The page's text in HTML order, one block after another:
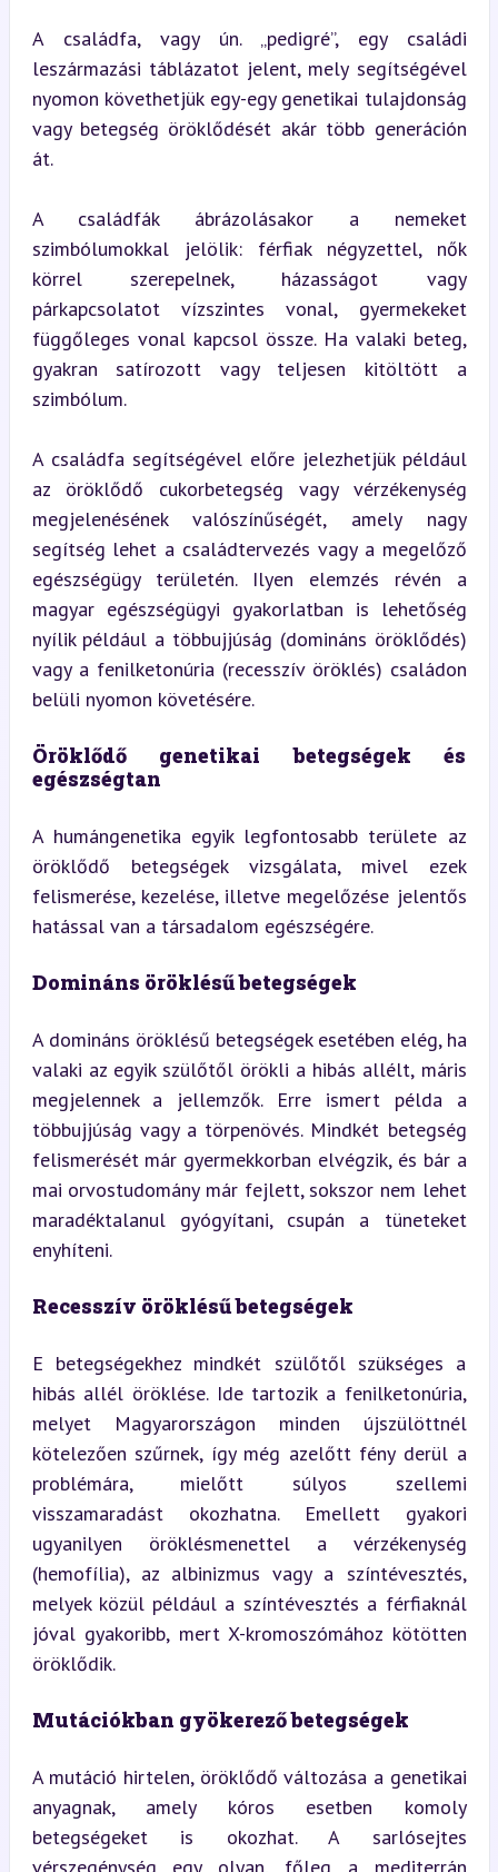
A családfa, vagy ún. „pedigré”, egy családi
leszármazási táblázatot jelent, mely segítségével
nyomon követhetjük egy-egy genetikai tulajdonság
vagy betegség öröklődését akár több generáción
át.
A családfák ábrázolásakor a nemeket
szimbólumokkal jelölik: férfiak négyzettel, nők
körrel szerepelnek, házasságot vagy
párkapcsolatot vízszintes vonal, gyermekeket
függőleges vonal kapcsol össze. Ha valaki beteg,
gyakran satírozott vagy teljesen kitöltött a
szimbólum.
A családfa segítségével előre jelezhetjük például
az öröklődő cukorbetegség vagy vérzékenység
megjelenésének valószínűségét, amely nagy
segítség lehet a családtervezés vagy a megelőző
egészségügy területén. Ilyen elemzés révén a
magyar egészségügyi gyakorlatban is lehetőség
nyílik például a többujjúság (domináns öröklődés)
vagy a fenilketonúria (recesszív öröklés) családon
belüli nyomon követésére.
Öröklődő genetikai betegségek és
egészségtan
A humángenetika egyik legfontosabb területe az
öröklődő betegségek vizsgálata, mivel ezek
felismerése, kezelése, illetve megelőzése jelentős
hatással van a társadalom egészségére.
Domináns öröklésű betegségek
A domináns öröklésű betegségek esetében elég, ha
valaki az egyik szülőtől örökli a hibás allélt, máris
megjelennek a jellemzők. Erre ismert példa a
többujjúság vagy a törpenövés. Mindkét betegség
felismerését már gyermekkorban elvégzik, és bár a
mai orvostudomány már fejlett, sokszor nem lehet
maradéktalanul gyógyítani, csupán a tüneteket
enyhíteni.
Recesszív öröklésű betegségek
E betegségekhez mindkét szülőtől szükséges a
hibás allél öröklése. Ide tartozik a fenilketonúria,
melyet Magyarországon minden újszülöttnél
kötelezően szűrnek, így még azelőtt fény derül a
problémára, mielőtt súlyos szellemi
visszamaradást okozhatna. Emellett gyakori
ugyanilyen öröklésmenettel a vérzékenység
(hemofília), az albinizmus vagy a színtévesztés,
melyek közül például a színtévesztés a férfiaknál
jóval gyakoribb, mert X-kromoszómához kötötten
öröklődik.
Mutációkban gyökerező betegségek
A mutáció hirtelen, öröklődő változása a genetikai
anyagnak, amely kóros esetben komoly
betegségeket is okozhat. A sarlósejtes